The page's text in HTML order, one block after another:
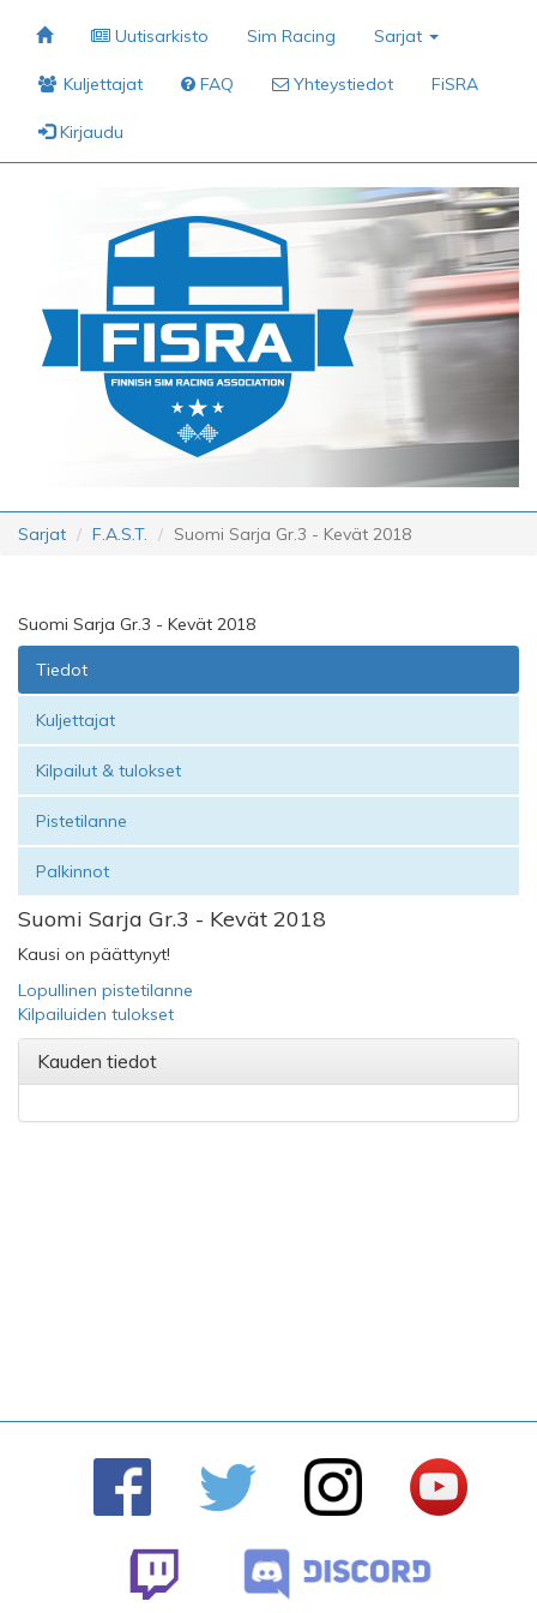
Uutisarkisto Sim Racing Sarjat
Kuljettajat FAQ Yhteystiedot FiSRA
Kirjaudu
Sarjat F.A.S.T. Suomi Sarja Gr.3 - Kevät 2018
Suomi Sarja Gr.3 - Kevät 2018
Tiedot
Kuljettajat
Kilpailut & tulokset
Pistetilanne
Palkinnot
Suomi Sarja Gr.3 - Kevät 2018
Kausi on päättynyt!
Lopullinen pistetilanne
Kilpailuiden tulokset
Kauden tiedot